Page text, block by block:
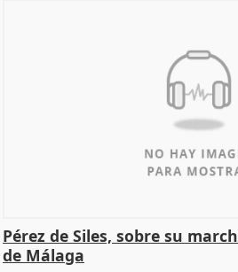
Pérez de Siles, sobre su
de Málaga